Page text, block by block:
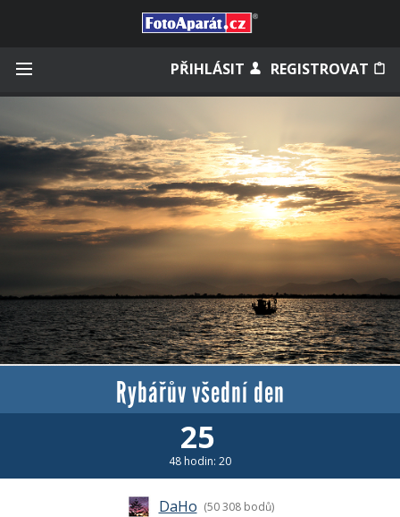
PŘIHLÁSIT REGISTROVAT
Zapamatovat
Zapomněli jste heslo?
Měli jste účet na starém webu?
Rybářův všední den
25
48 hodin: 20
DaHo (50 308 bodů)